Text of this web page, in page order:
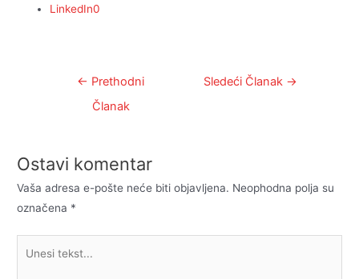
LinkedIn0
Kretanje← Prethodni
Članak
Sledeći Članak →
Ostavi komentar
Vaša adresa e-pošte neće biti objavljena. Neophodna polja su
označena *